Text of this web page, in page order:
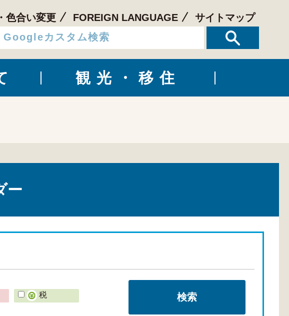
色合い変更 FOREIGN LANGUAGE サイトマップ
観光・移住
ー
税